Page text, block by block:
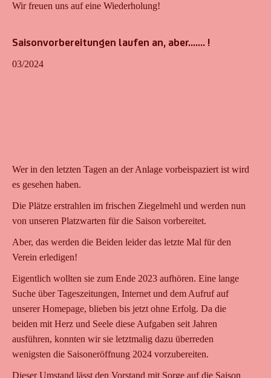
Wir freuen uns auf eine Wiederholung!
Saisonvorbereitungen laufen an, aber……. !
03/2024
Wer in den letzten Tagen an der Anlage vorbeispaziert ist wird
es gesehen haben.
Die Plätze erstrahlen im frischen Ziegelmehl und werden nun
von unseren Platzwarten für die Saison vorbereitet.
Aber, das werden die Beiden leider das letzte Mal für den
Verein erledigen!
Eigentlich wollten sie zum Ende 2023 aufhören. Eine lange
Suche über Tageszeitungen, Internet und dem Aufruf auf
unserer Homepage, blieben bis jetzt ohne Erfolg. Da die
beiden mit Herz und Seele diese Aufgaben seit Jahren
ausführen, konnten wir sie letztmalig dazu überreden
wenigsten die Saisoneröffnung 2024 vorzubereiten.
Dieser Umstand lässt den Vorstand mit Sorge auf die Saison